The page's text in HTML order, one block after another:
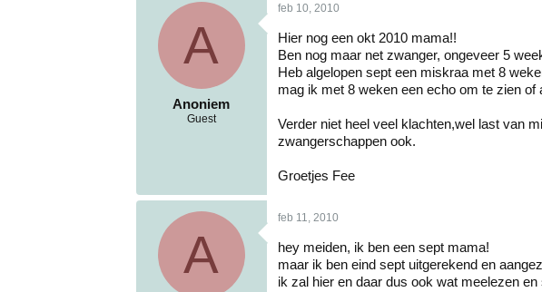
A
Anoniem
Guest
feb 10, 2010
Hier nog een okt 2010 mama!!
Ben nog maar net zwanger, ongeveer 5
Heb algelopen sept een miskraa met 8
mag ik met 8 weken een echo om te zien of
Verder niet heel veel klachten,wel last van
zwangerschappen ook.
Groetjes Fee
A
feb 11, 2010
hey meiden, ik ben een sept mama!
maar ik ben eind sept uitgerekend en
ik zal hier en daar dus ook wat meelezen en